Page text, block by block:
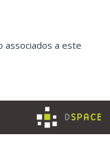
associados a este